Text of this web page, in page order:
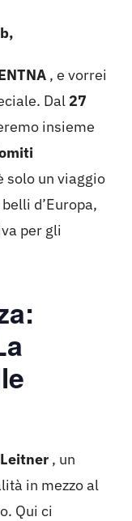
, e vorrei
Dal 27
insieme
solo un viaggio
d’Europa,
per gli
, un
in mezzo al
Qui ci